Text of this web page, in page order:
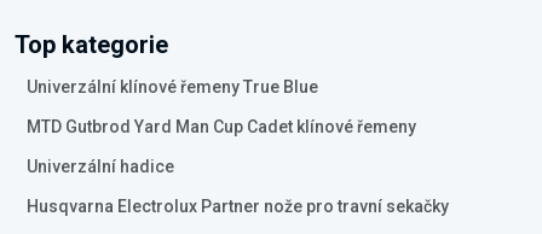
Top kategorie
Univerzální klínové řemeny True Blue
MTD Gutbrod Yard Man Cup Cadet klínové řemeny
Univerzální hadice
Husqvarna Electrolux Partner nože pro travní sekačky